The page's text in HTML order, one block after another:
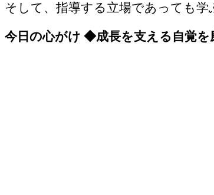
そして、指導する立場であっても
今日の心がけ ◆成長を支える自覚を